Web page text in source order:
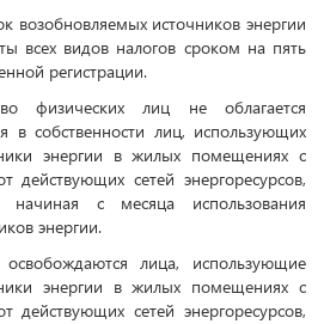
возобновляемых источников энергии
всех видов налогов сроком на пять
регистрации.
физических лиц не облагается
в собственности лиц, использующих
энергии в жилых помещениях с
сетей энергоресурсов,
с месяца использования
энергии.
лица, использующие
энергии в жилых помещениях с
сетей энергоресурсов,